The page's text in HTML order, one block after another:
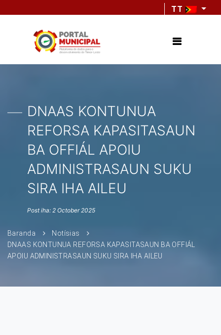
TT
DNAAS KONTUNUA
REFORSA KAPASITASAUN
BA OFFIÁL APOIU
ADMINISTRASAUN SUKU
SIRA IHA AILEU
Post iha: 2 October 2025
Baranda
Notísias
DNAAS KONTUNUA REFORSA KAPASITASAUN BA OFFIÁL
APOIU ADMINISTRASAUN SUKU SIRA IHA AILEU